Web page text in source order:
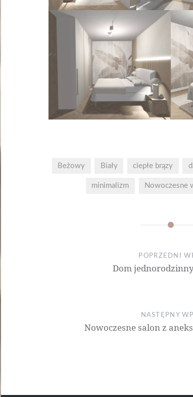
Beżowy Biały ciepłe brązy
minimalizm Nowoczesne
wpisu
POPRZEDNI
Dom
NASTĘPNY
Nowoczesne salon z